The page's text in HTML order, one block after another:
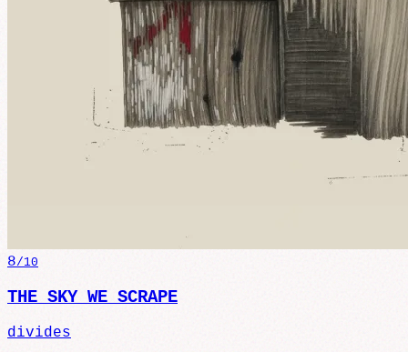
8/10
THE SKY WE SCRAPE
divides